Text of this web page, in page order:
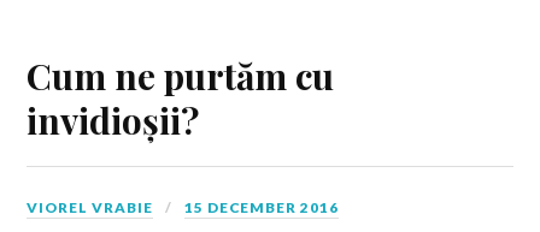
Cum ne purtăm cu
invidioșii?
VIOREL VRABIE 15 DECEMBER 2016